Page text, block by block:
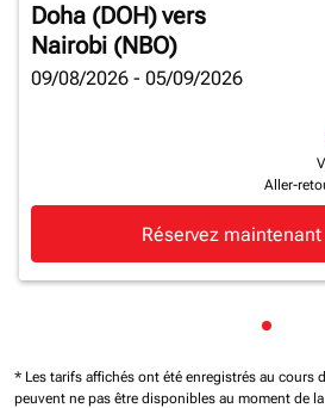
Doha (DOH)vers
Nairobi (NBO)
09/08/2026 - 05/09/2026
Aller-
Réservez maintenant
* Les tarifs affichés ont été enregistrés au cours
peuvent ne pas être disponibles au moment de